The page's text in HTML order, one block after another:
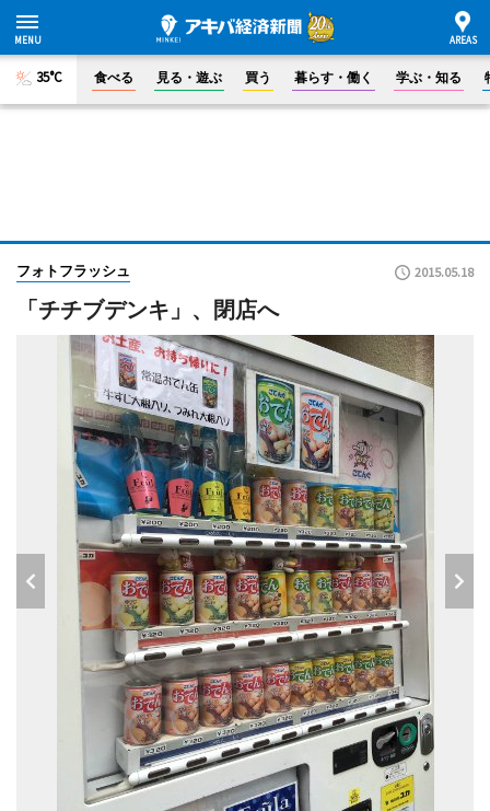
35°C 食べる 見る・遊ぶ 買う 暮らす・働く 学ぶ・知る
フォトフラッシュ 2015.05.18
「チチブデンキ」、閉店へ